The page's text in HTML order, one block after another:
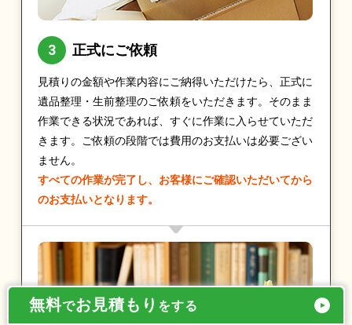
正式にご依頼
見積りの金額や作業内容にご納得いただけたら、正式に
遺品整理・生前整理のご依頼をいただきます。そのまま
作業できる状況であれば、すぐに作業に入らせていただ
きます。ご依頼の段階では費用のお支払いは必要ござい
ません。
すべての作業が完了し、お客様にご確認いただいてから
のお支払いとなります。
無料でお見積もり をする